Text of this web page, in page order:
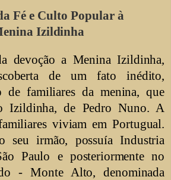
Fé e Culto Popular à
Izildinha
devoção a Menina Izildinha,
de um fato inédito,
de familiares da menina, que
Izildinha, de Pedro Nuno. A
viviam em Portugual.
seu irmão, possuía Industria
Paulo e posteriormente no
- Monte Alto, denominada